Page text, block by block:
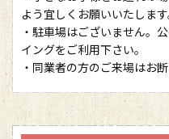
よう宜しくお願いいたします
・駐車場はございません。
イングをご利用下さい。
・同業者の方のご来場はお